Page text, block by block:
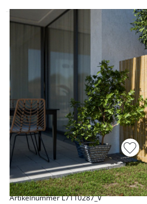
Artikelnummer L7110287_V